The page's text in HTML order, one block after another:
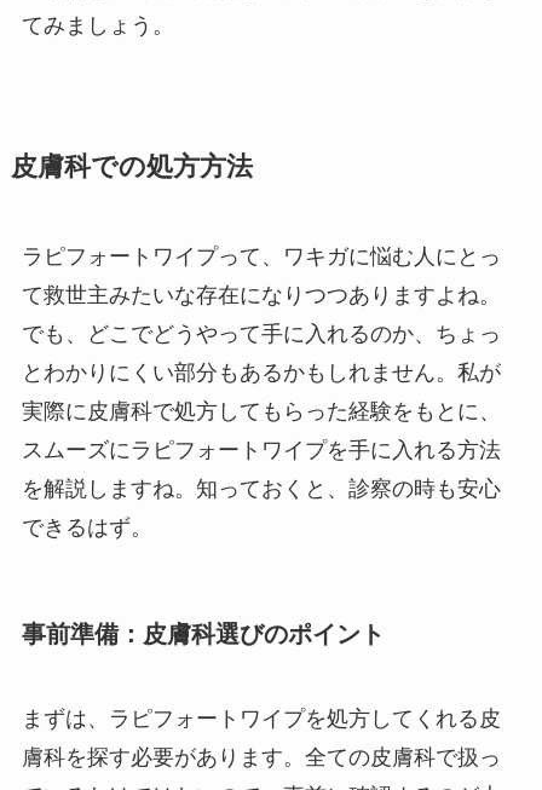
てみましょう。
皮膚科での処方方法
ラピフォートワイプって、ワキガに悩む人にとっ
て救世主みたいな存在になりつつありますよね。
でも、どこでどうやって手に入れるのか、ちょっ
とわかりにくい部分もあるかもしれません。私が
実際に皮膚科で処方してもらった経験をもとに、
スムーズにラピフォートワイプを手に入れる方法
を解説しますね。知っておくと、診察の時も安心
できるはず。
事前準備：皮膚科選びのポイント
まずは、ラピフォートワイプを処方してくれる皮
膚科を探す必要があります。全ての皮膚科で扱っ